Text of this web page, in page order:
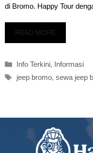
di Bromo. Happy Tour
READ MORE
Kategori
Info Terkini, Informasi
Tag
jeep bromo, sewa jeep